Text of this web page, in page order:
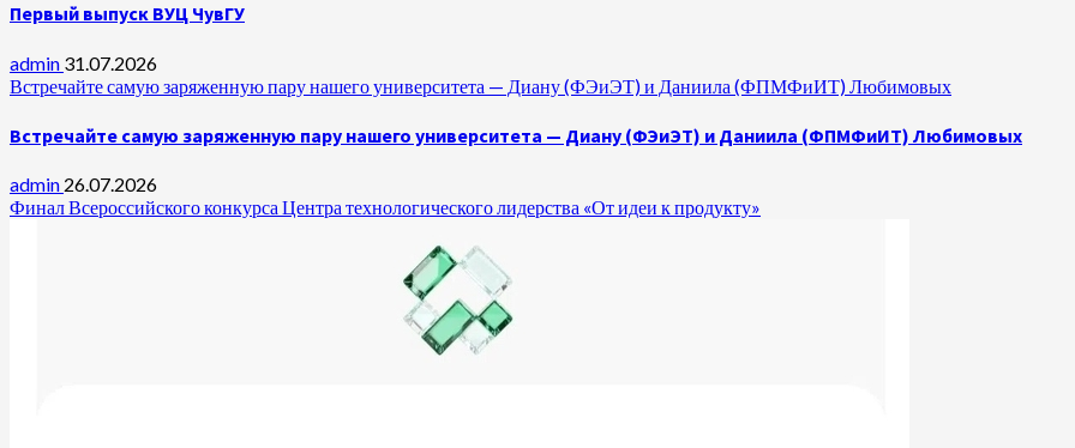
Первый выпуск ВУЦ ЧувГУ
admin 31.07.2026
Встречайте самую заряженную пару нашего университета — Диану (ФЭиЭТ) и Даниила (ФПМФиИТ) Любимовых
Встречайте самую заряженную пару нашего университета — Диану (ФЭиЭТ) и Даниила (ФПМФиИТ) Любимовых
admin 26.07.2026
Финал Всероссийского конкурса Центра технологического лидерства «От идеи к продукту»